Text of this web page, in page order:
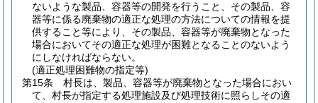
ないような製品、容器等の開発を行うこと、その製品、容
器等に係る廃棄物の適正な処理の方法についての情報を提
供すること等により、その製品、容器等が廃棄物となった
場合においてその適正な処理が困難となることのないよう
にしなければならない。
(適正処理困難物の指定等)
第15条
村長は、製品、容器等が廃棄物となった場合におい
て、村長が指定する処理施設及び処理技術に照らしその適